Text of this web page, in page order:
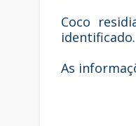
Coco
identificado.
As